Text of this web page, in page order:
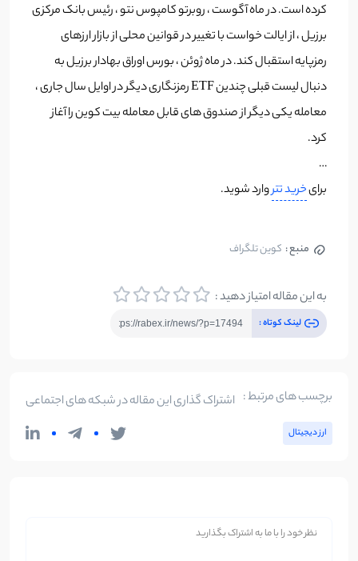
کرده است. در ماه آگوست ، روبرتو کامپوس نتو ، رئیس بانک مرکزی
برزیل ، از ایالت خواست با تغییر در قوانین محلی از بازار ارزهای
رمزپایه استقبال کند. در ماه ژوئن ، بورس اوراق بهادار برزیل به
دنبال لیست قبلی چندین ETF رمزنگاری دیگر در اوایل سال جاری ،
معامله یکی دیگر از صندوق های قابل معامله بیت کوین را آغاز
کرد.
…
برایخرید تتروارد شوید.
منبع : کوین تلگراف
به این مقاله امتیاز دهید :
لینک کوتاه :
برچسب های مرتبط :
ارز دیجیتال
اشتراک گذاری این مقاله در شبکه های اجتماعی